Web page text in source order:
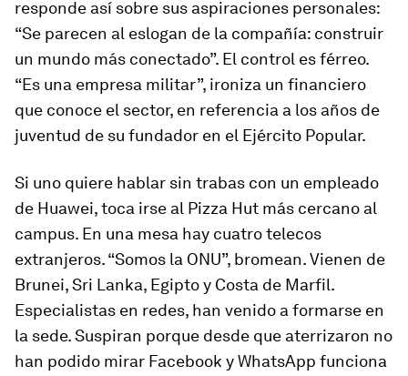
responde así sobre sus aspiraciones personales:
“Se parecen al eslogan de la compañía: construir
un mundo más conectado”. El control es férreo.
“Es una empresa militar”, ironiza un financiero
que conoce el sector, en referencia a los años de
juventud de su fundador en el Ejército Popular.
Si uno quiere hablar sin trabas con un empleado
de Huawei, toca irse al ­Pizza Hut más cercano al
campus. En una mesa hay cuatro telecos
extranjeros. “Somos la ONU”, bromean. Vienen de
Brunei, Sri Lanka, Egipto y Costa de Marfil.
Especialistas en redes, han venido a formarse en
la sede. Suspiran porque desde que aterrizaron no
han podido mirar Facebook y WhatsApp funciona